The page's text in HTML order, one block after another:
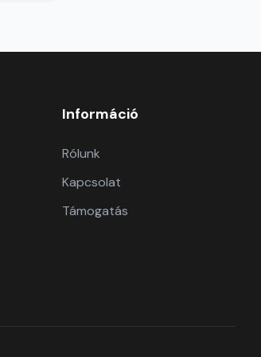
Információ
Rólunk
Kapcsolat
Támogatás